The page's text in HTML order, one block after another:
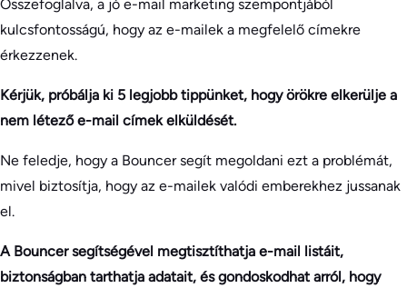
Összefoglalva, a jó e-mail marketing szempontjából
kulcsfontosságú, hogy az e-mailek a megfelelő címekre
érkezzenek.
Kérjük, próbálja ki 5 legjobb tippünket, hogy örökre elkerülje a
nem létező e-mail címek elküldését.
Ne feledje, hogy a Bouncer segít megoldani ezt a problémát,
mivel biztosítja, hogy az e-mailek valódi emberekhez jussanak
el.
A Bouncer segítségével megtisztíthatja e-mail listáit,
biztonságban tarthatja adatait, és gondoskodhat arról, hogy